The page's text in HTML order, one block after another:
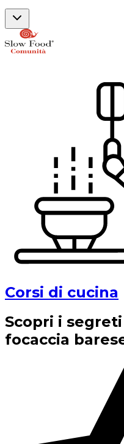
Corsi di cucina
Scopri i
focaccia